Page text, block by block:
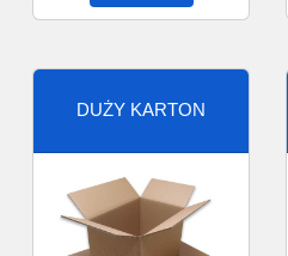
DUŻY KARTON